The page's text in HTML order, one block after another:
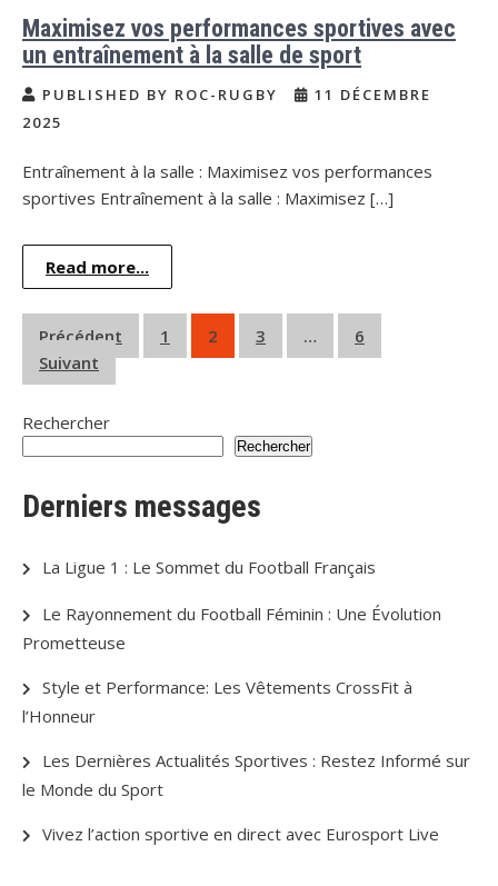
Maximisez vos performances sportives avec
un entraînement à la salle de sport
PUBLISHED BY ROC-RUGBY
11 DÉCEMBRE
2025
Entraînement à la salle : Maximisez vos performances
sportives Entraînement à la salle : Maximisez […]
Read more...
Pagination
des
Précédent 1 2 3 …
6
Suivant
Rechercher
Rechercher
Derniers messages
La Ligue 1 : Le Sommet du Football Français
Le Rayonnement du Football Féminin : Une Évolution
Prometteuse
Style et Performance: Les Vêtements CrossFit à
l’Honneur
Les Dernières Actualités Sportives : Restez Informé sur
le Monde du Sport
Vivez l’action sportive en direct avec Eurosport Live